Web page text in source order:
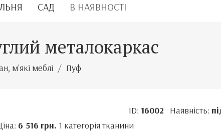
САД В НАЯВНОСТІ
металокаркас
м'які меблі Пуф
ID: 16002 Наявність:
6 516 грн. 1 категорія тканини